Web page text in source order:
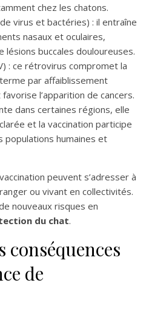
chez les chatons.
virus et bactéries) : il entraîne
nasaux et oculaires,
lésions buccales douloureuses.
: ce rétrovirus compromet la
par affaiblissement
l’apparition de cancers.
dans certaines régions, elle
et la vaccination participe
populations humaines et
peuvent s’adresser à
ou vivant en collectivités.
nouveaux risques en
du chat.
de